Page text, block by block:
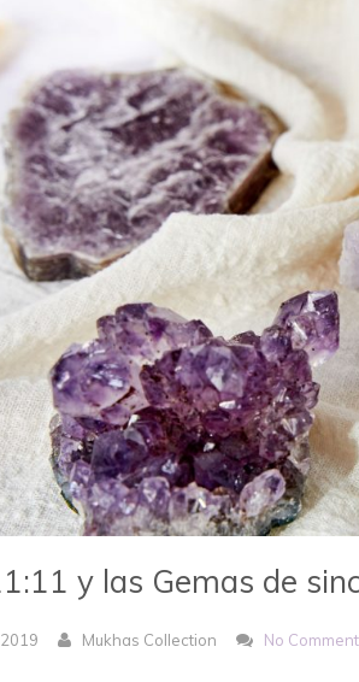
y las Gemas de
2019 Mukhas Collection No